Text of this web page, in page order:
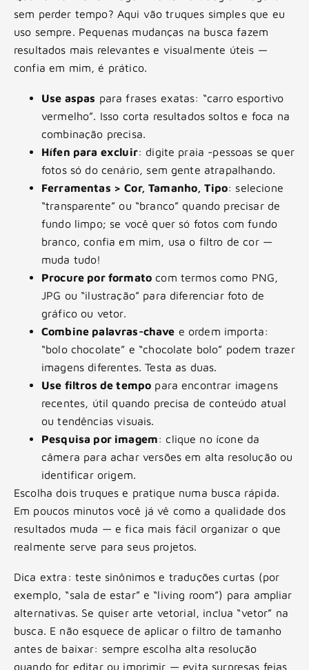
sem perder tempo? Aqui vão truques simples que eu
uso sempre. Pequenas mudanças na busca fazem
resultados mais relevantes e visualmente úteis —
confia em mim, é prático.
Use aspas para frases exatas: “carro esportivo
vermelho”. Isso corta resultados soltos e foca na
combinação precisa.
Hífen para excluir: digite praia -pessoas se quer
fotos só do cenário, sem gente atrapalhando.
Ferramentas > Cor, Tamanho, Tipo: selecione
“transparente” ou “branco” quando precisar de
fundo limpo; se você quer só fotos com fundo
branco, confia em mim, usa o filtro de cor —
muda tudo!
Procure por formato com termos como PNG,
JPG ou “ilustração” para diferenciar foto de
gráfico ou vetor.
Combine palavras-chave e ordem importa:
“bolo chocolate” e “chocolate bolo” podem trazer
imagens diferentes. Testa as duas.
Use filtros de tempo para encontrar imagens
recentes, útil quando precisa de conteúdo atual
ou tendências visuais.
Pesquisa por imagem: clique no ícone da
câmera para achar versões em alta resolução ou
identificar origem.
Escolha dois truques e pratique numa busca rápida.
Em poucos minutos você já vê como a qualidade dos
resultados muda — e fica mais fácil organizar o que
realmente serve para seus projetos.
Dica extra: teste sinônimos e traduções curtas (por
exemplo, “sala de estar” e “living room”) para ampliar
alternativas. Se quiser arte vetorial, inclua “vetor” na
busca. E não esquece de aplicar o filtro de tamanho
antes de baixar: sempre escolha alta resolução
quando for editar ou imprimir — evita surpresas feias